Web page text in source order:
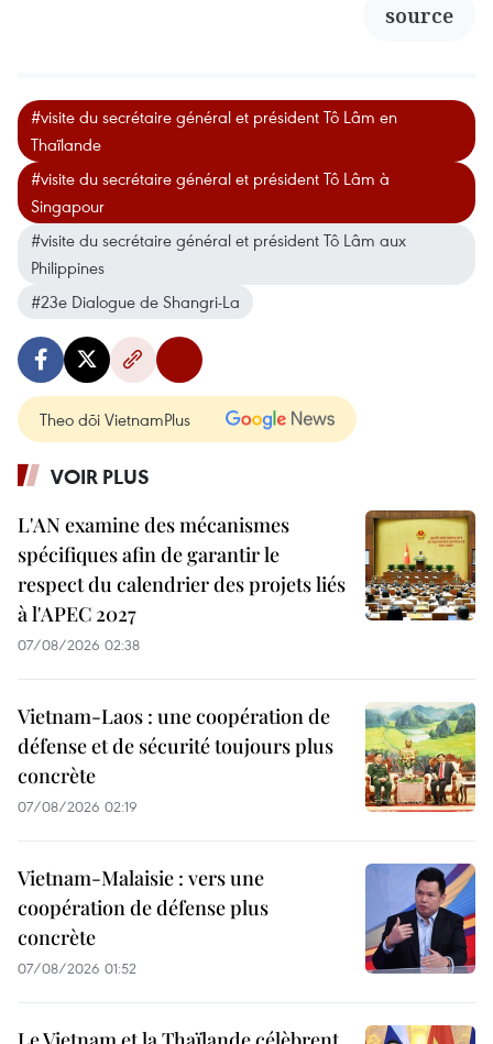
source
#visite du secrétaire général et président Tô Lâm en
Thaïlande
#visite du secrétaire général et président Tô Lâm à
Singapour
#visite du secrétaire général et président Tô Lâm aux
Philippines
#23e Dialogue de Shangri-La
Theo dõi VietnamPlus
VOIR PLUS
L'AN examine des mécanismes
spécifiques afin de garantir le
respect du calendrier des projets liés
à l'APEC 2027
07/08/2026 02:38
Vietnam-Laos : une coopération de
défense et de sécurité toujours plus
concrète
07/08/2026 02:19
Vietnam-Malaisie : vers une
coopération de défense plus
concrète
07/08/2026 01:52